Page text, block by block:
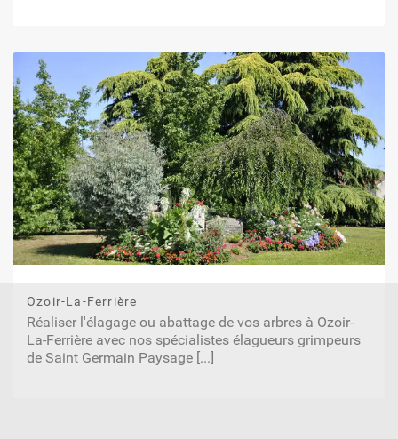
Ozoir-La-Ferrière
Réaliser l'élagage ou abattage de vos arbres à Ozoir-
La-Ferrière avec nos spécialistes élagueurs grimpeurs
de Saint Germain Paysage [...]